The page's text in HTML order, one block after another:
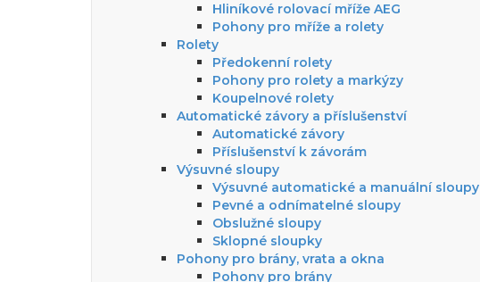
Hliníkové rolovací mříže AEG
Pohony pro mříže a rolety
Rolety
Předokenní rolety
Pohony pro rolety a markýzy
Koupelnové rolety
Automatické závory a příslušenství
Automatické závory
Příslušenství k závorám
Výsuvné sloupy
Výsuvné automatické a manuální sloupy
Pevné a odnímatelné sloupy
Obslužné sloupy
Sklopné sloupky
Pohony pro brány, vrata a okna
Pohony pro brány